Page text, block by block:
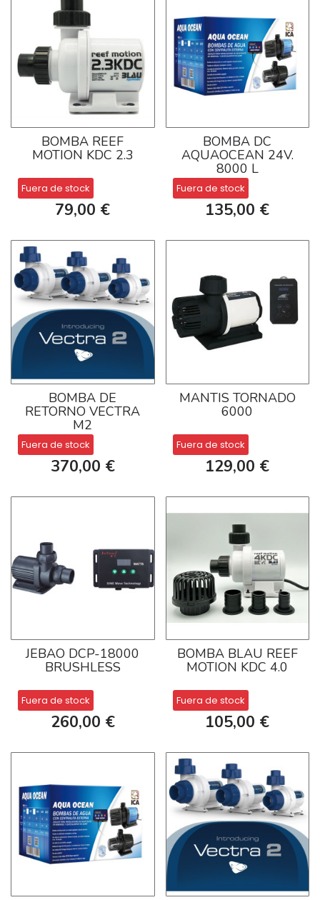
BOMBA REEF
MOTION KDC 2.3
Fuera de stock
79,00 €
BOMBA DC
AQUAOCEAN 24V.
8000 L
Fuera de stock
135,00 €
BOMBA DE
RETORNO VECTRA
M2
Fuera de stock
370,00 €
MANTIS TORNADO
6000
Fuera de stock
129,00 €
JEBAO DCP-18000
BRUSHLESS
Fuera de stock
260,00 €
BOMBA BLAU REEF
MOTION KDC 4.0
Fuera de stock
105,00 €